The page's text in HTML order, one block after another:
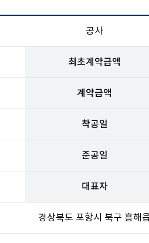
공사
최초계약금액
계약금액
착공일
준공일
대표자
경상북도 포항시 북구 흥해